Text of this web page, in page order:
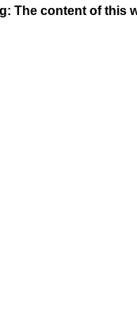
The content of this